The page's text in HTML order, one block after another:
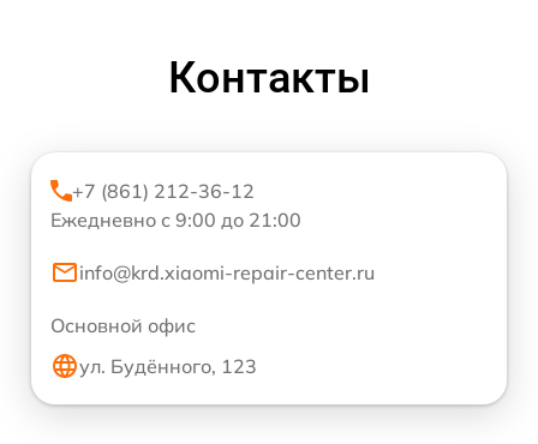
Контакты
+7 (861) 212-36-12
Ежедневно с 9:00 до 21:00
info@krd.xiaomi-repair-center.ru
Основной офис
ул. Будённого, 123